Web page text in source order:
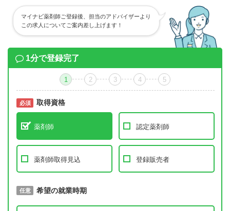
マイナビ薬剤師ご登録後、担当のアドバイザーより
この求人についてご案内差し上げます！
1分で登録完了
1 2 3 4 5
必須 取得資格
薬剤師 認定薬剤師
薬剤師取得見込 登録販売者
必須 取得予定年
任意 希望の就業時期